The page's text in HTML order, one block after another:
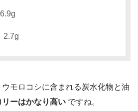
2.7g
モロコシに含まれる炭水化物と油
リーはかなり高い ですね。